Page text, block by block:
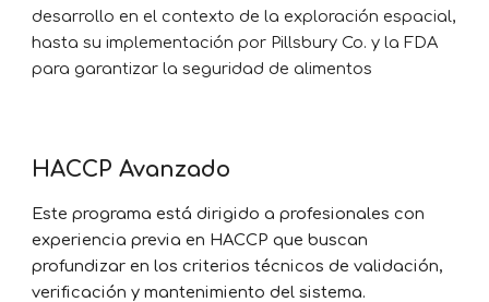
desarrollo en el contexto de la exploración espacial,
hasta su implementación por Pillsbury Co. y la FDA
para garantizar la seguridad de alimentos
HACCP Avanzado
Este programa está dirigido a profesionales con
experiencia previa en HACCP que buscan
profundizar en los criterios técnicos de validación,
verificación y mantenimiento del sistema.